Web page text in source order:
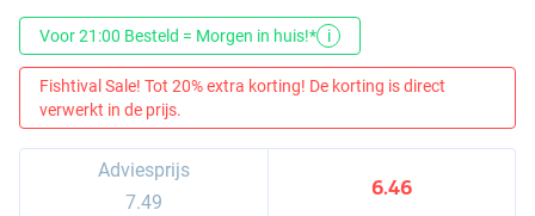
Voor 21:00 Besteld = Morgen in huis!* i
Fishtival Sale! Tot 20% extra korting! De korting is direct
verwerkt in de prijs.
Adviesprijs
7.49
6.46